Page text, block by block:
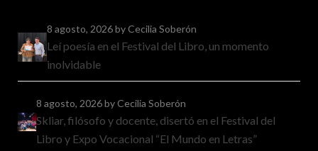
8 agosto, 2026by Cecilia Soberón
Leí poesía en el Festival del Libro, un momento
inolvidable
8 agosto, 2026by Cecilia Soberón
Skliar, filósofo y docente, disertó en el Festival del
Libro y Expo Vocacional “El Mundo en Letras”